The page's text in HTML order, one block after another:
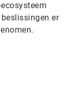
er